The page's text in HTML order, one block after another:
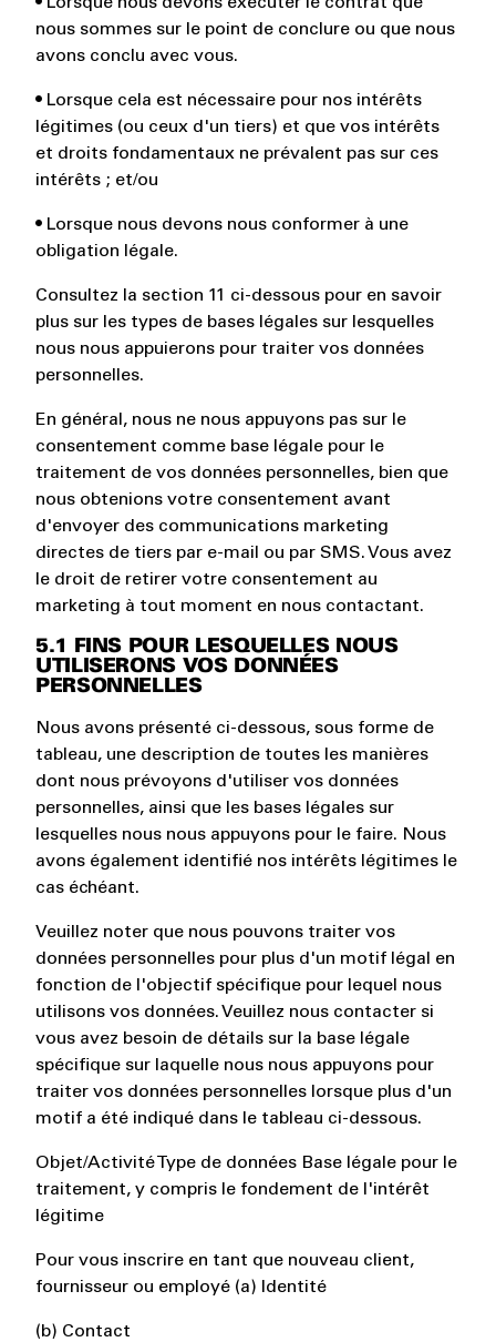
nous sommes sur le point de conclure ou que nous
avons conclu avec vous.
• Lorsque cela est nécessaire pour nos intérêts
légitimes (ou ceux d'un tiers) et que vos intérêts
et droits fondamentaux ne prévalent pas sur ces
intérêts ; et/ou
• Lorsque nous devons nous conformer à une
obligation légale.
Consultez la section 11 ci-dessous pour en savoir
plus sur les types de bases légales sur lesquelles
nous nous appuierons pour traiter vos données
personnelles.
En général, nous ne nous appuyons pas sur le
consentement comme base légale pour le
traitement de vos données personnelles, bien que
nous obtenions votre consentement avant
d'envoyer des communications marketing
directes de tiers par e-mail ou par SMS. Vous avez
le droit de retirer votre consentement au
marketing à tout moment en nous contactant.
5.1 FINS POUR LESQUELLES NOUS
UTILISERONS VOS DONNÉES
PERSONNELLES
Nous avons présenté ci-dessous, sous forme de
tableau, une description de toutes les manières
dont nous prévoyons d'utiliser vos données
personnelles, ainsi que les bases légales sur
lesquelles nous nous appuyons pour le faire. Nous
avons également identifié nos intérêts légitimes le
cas échéant.
Veuillez noter que nous pouvons traiter vos
données personnelles pour plus d'un motif légal en
fonction de l'objectif spécifique pour lequel nous
utilisons vos données. Veuillez nous contacter si
vous avez besoin de détails sur la base légale
spécifique sur laquelle nous nous appuyons pour
traiter vos données personnelles lorsque plus d'un
motif a été indiqué dans le tableau ci-dessous.
Objet/Activité Type de données Base légale pour le
traitement, y compris le fondement de l'intérêt
légitime
Pour vous inscrire en tant que nouveau client,
fournisseur ou employé (a) Identité
(b) Contact